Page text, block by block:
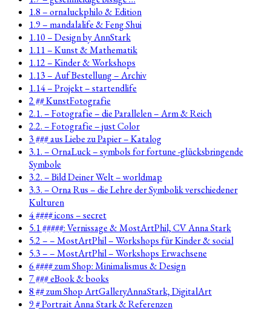
1.8 – ornaluckphilo & Edition
1.9 – mandalalife & Feng Shui
1.10 – Design by AnnStark
1.11 – Kunst & Mathematik
1.12 – Kinder & Workshops
1.13 – Auf Bestellung – Archiv
1.14 – Projekt – startendlife
2 ## KunstFotografie
2.1. – Fotografie – die Parallelen – Arm & Reich
2.2. – Fotografie – just Color
3 ### aus Liebe zu Papier – Katalog
3.1. – OrnaLuck – symbols for fortune -glücksbringende
Symbole
3.2. – Bild Deiner Welt – worldmap
3.3. – Orna Rus – die Lehre der Symbolik verschiedener
Kulturen
4 #### icons – secret
5.1 #####: Vernissage & MostArtPhil, CV Anna Stark
5.2 – – MostArtPhil – Workshops für Kinder & social
5.3 – – MostArtPhil – Workshops Erwachsene
6 #### zum Shop: Minimalismus & Design
7 ### eBook & books
8 ## zum Shop ArtGalleryAnnaStark, DigitalArt
9 # Portrait Anna Stark & Referenzen